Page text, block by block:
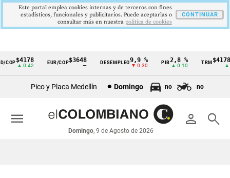
Cintillo
económicos
Colombia
$4178
▲ 0.42
EUR/COP$3648 DESEMPLEO 9,9 %
▼ 0.30
PIB2,8 %
▲ 0.10
TRM
▲
Pico y Placa Medellín Domingo no no
person search
Domingo, 9 de Agosto de 2026
menu
Este portal emplea cookies internas y de terceros con fines
estadísticos, funcionales y publicitarios. Puede aceptarlas o
consultar más en nuestra politica de cookies
CONTINUAR